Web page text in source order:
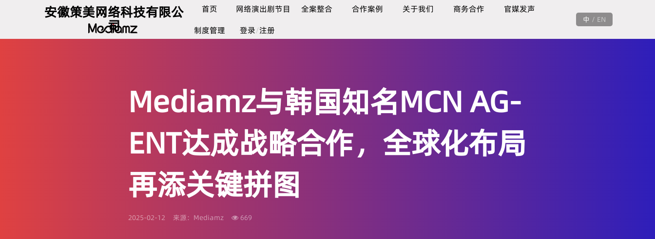
安徽策美网络科技有限公
司
首页 网络演出剧节目 全案整合 合作案例 关于我们 商务合作
官媒发声
制度管理
登录/注册
中 / EN
Mediamz与韩国知名MCN AG-
ENT达成战略合作，全球化布局
再添关键拼图
2025-02-12 来源：Mediamz 669